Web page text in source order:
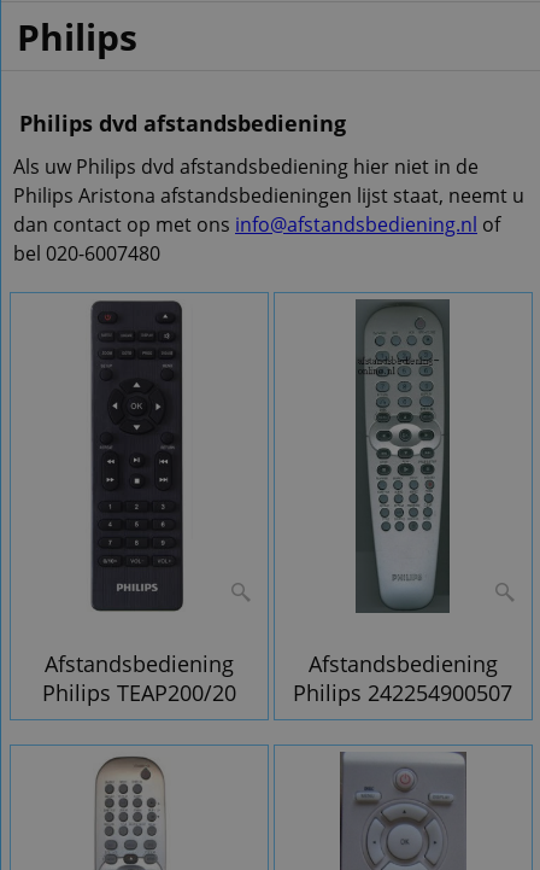
Philips
Philips dvd afstandsbediening
Als uw Philips dvd afstandsbediening hier niet in de
Philips Aristona afstandsbedieningen lijst staat, neemt u
dan contact op met ons info@afstandsbediening.nl of
bel 020-6007480
Afstandsbediening
Philips TEAP200/20
Afstandsbediening
Philips 242254900507